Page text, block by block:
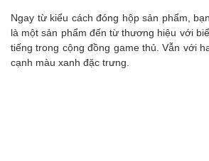
Ngay từ kiểu cách đóng hộp sản phẩm,
là một sản phẩm đến từ thương hiệu với
tiếng trong cộng đồng game thủ. Vẫn với
cạnh màu xanh đặc trưng.